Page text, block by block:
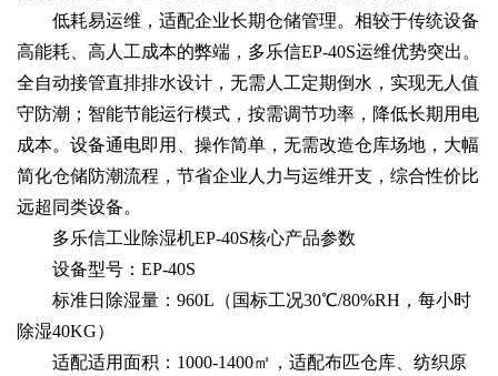
低耗易运维，适配企业长期仓储管理。相较于传统设备
高能耗、高人工成本的弊端，多乐信EP-40S运维优势突出。
全自动接管直排排水设计，无需人工定期倒水，实现无人值
守防潮；智能节能运行模式，按需调节功率，降低长期用电
成本。设备通电即用、操作简单，无需改造仓库场地，大幅
简化仓储防潮流程，节省企业人力与运维开支，综合性价比
远超同类设备。
多乐信工业除湿机EP-40S核心产品参数
设备型号：EP-40S
标准日除湿量：960L（国标工况30℃/80%RH，每小时
除湿40KG）
适配适用面积：1000-1400㎡，适配布匹仓库、纺织原